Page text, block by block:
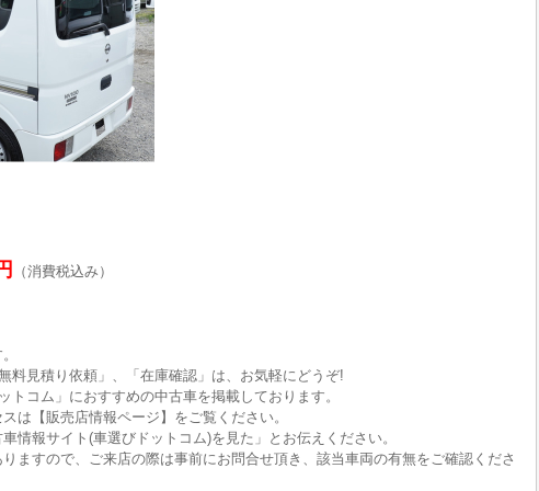
（消費税込み）
料見積り依頼」、「在庫確認」は、お気軽にどうぞ!
トコム」におすすめの中古車を掲載しております。
は【販売店情報ページ】をご覧ください。
情報サイト(車選びドットコム)を見た」とお伝えください。
ますので、ご来店の際は事前にお問合せ頂き、該当車両の有無をご確認くださ